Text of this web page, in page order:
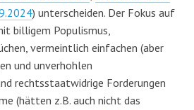
) unterscheiden. Der Fokus auf
billigem Populismus,
vermeintlich einfachen (aber
und unverhohlen
rechtsstaatwidrige Forderungen
(hätten z.B. auch nicht das